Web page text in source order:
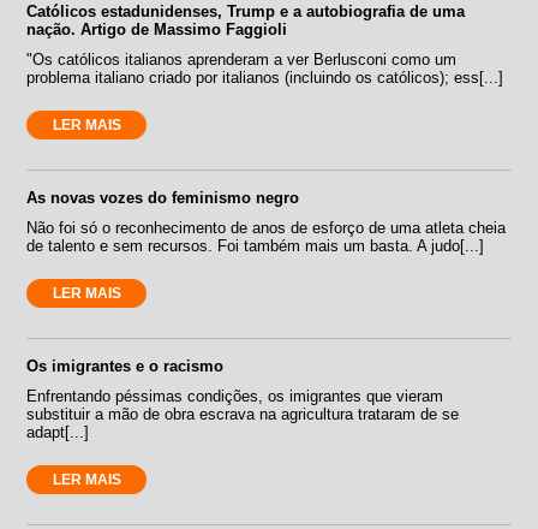
Católicos estadunidenses, Trump e a autobiografia de uma
nação. Artigo de Massimo Faggioli
"Os católicos italianos aprenderam a ver Berlusconi como um
problema italiano criado por italianos (incluindo os católicos); ess[...]
LER MAIS
As novas vozes do feminismo negro
Não foi só o reconhecimento de anos de esforço de uma atleta cheia
de talento e sem recursos. Foi também mais um basta. A judo[...]
LER MAIS
Os imigrantes e o racismo
Enfrentando péssimas condições, os imigrantes que vieram
substituir a mão de obra escrava na agricultura trataram de se
adapt[...]
LER MAIS